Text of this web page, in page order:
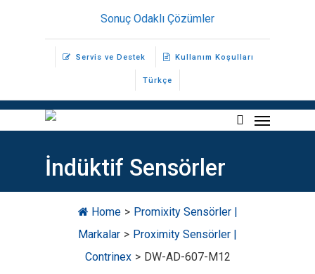
Sonuç Odaklı Çözümler
Servis ve Destek Kullanım Koşulları
Türkçe
search
Menu
İndüktif Sensörler
Home > Promixity Sensörler |
Markalar > Proximity Sensörler |
Contrinex > DW-AD-607-M12